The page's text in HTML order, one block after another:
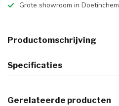
Grote showroom in Doetinchem
Productomschrijving
Specificaties
Gerelateerde producten